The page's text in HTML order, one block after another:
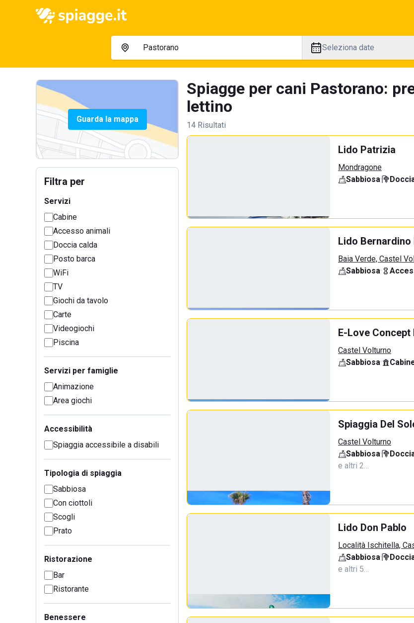
Seleziona date
Guarda la mappa
Filtra per
Servizi
Cabine
Accesso animali
Doccia calda
Posto barca
WiFi
TV
Giochi da tavolo
Carte
Videogiochi
Piscina
Servizi per famiglie
Animazione
Area giochi
Accessibilità
Spiaggia accessibile a disabili
Tipologia di spiaggia
Sabbiosa
Con ciottoli
Scogli
Prato
Ristorazione
Bar
Ristorante
Benessere
Spiagge per cani Pastorano:
lettino
14 Risultati
Lido Patrizia
Mondragone
Sabbiosa·
Lido Bernardino
Baia Verde, Castel
Sabbiosa·
E-Love Concept
Castel Volturno
Sabbiosa·
Spiaggia Del
Castel Volturno
Sabbiosa·
e altri 2…
Lido Don Pablo
Località Ischitella,
Sabbiosa·
e altri 5…